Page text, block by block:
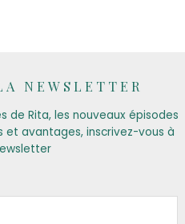
NEWSLETTER
de Rita, les nouveaux épisodes
avantages, inscrivez-vous à